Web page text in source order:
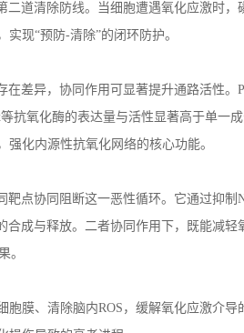
道清除防线。当细胞遭遇氧化应激时
实现“预防-清除”的闭环防护。
差异，协同作用可显著提升通路活性。
等抗氧化酶的表达量与活性显著高于单一成
化内源性抗氧化网络的核心功能。
点协同阻断这一恶性循环。它通过抑制
成与释放。二者协同作用下，既能减
。
胞膜、清除脑内ROS ，缓解氧化应激介导